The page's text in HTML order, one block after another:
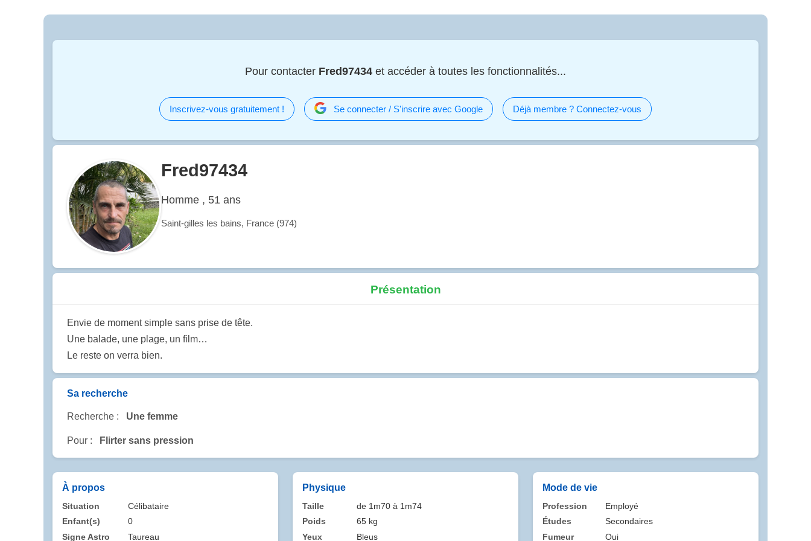
Pour contacter Fred97434 et accéder à toutes les fonctionnalités...
Inscrivez-vous gratuitement ! Se connecter / S'inscrire avec Google Déjà membre ? Connectez-vous
Fred97434
Homme , 51 ans
Saint-gilles les bains, France (974)
Présentation
Envie de moment simple sans prise de tête.
Une balade, une plage, un film…
Le reste on verra bien.
Sa recherche
Recherche : Une femme
Pour : Flirter sans pression
À propos
Situation
Célibataire
Enfant(s)
0
Signe Astro
Taureau
Physique
Taille
de 1m70 à 1m74
Poids
65 kg
Yeux
Bleus
Mode de vie
Profession
Employé
Études
Secondaires
Fumeur
Oui